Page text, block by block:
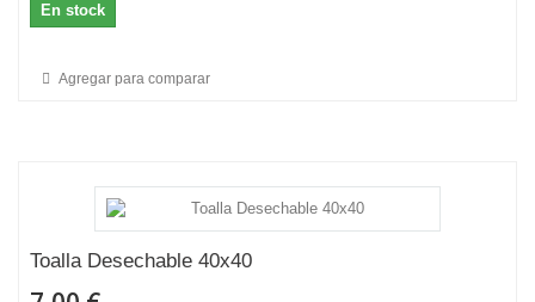
En stock
Agregar para comparar
Toalla Desechable 40x40